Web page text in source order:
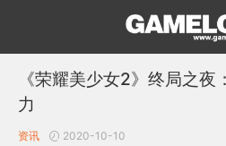
《荣耀美少女2》终局之
力
资讯 2020-10-10